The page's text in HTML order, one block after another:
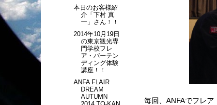
毎回、ANFAでフレ
本日のお客様紹
介「下村 真
一」さん！！
2014年10月19日
の東京観光専
門学校フレ
ア・バーテン
ディング体験
講座！！
ANFA FLAIR
DREAM
AUTUMN